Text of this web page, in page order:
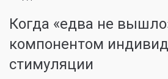
Когда «едва не
компонентом
стимуляции